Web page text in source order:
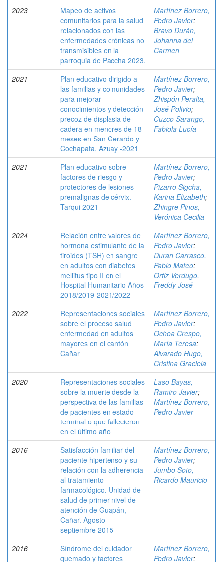
2023
Mapeo de activos
comunitarios para la salud
relacionados con las
enfermedades crónicas no
transmisibles en la
parroquia de Paccha 2023.
Martínez Borrero,
Pedro Javier;
Bravo Durán,
Johanna del
Carmen
2021
Plan educativo dirigido a
las familias y comunidades
para mejorar
conocimientos y detección
precoz de displasia de
cadera en menores de 18
meses en San Gerardo y
Cochapata, Azuay -2021
Martínez Borrero,
Pedro Javier;
Zhispón Peralta,
José Polivio;
Cuzco Sarango,
Fabiola Lucía
2021
Plan educativo sobre
factores de riesgo y
protectores de lesiones
premalignas de cérvix.
Tarqui 2021
Martínez Borrero,
Pedro Javier;
Pizarro Sigcha,
Karina Elizabeth;
Zhingre Pinos,
Verónica Cecilia
2024
Relación entre valores de
hormona estimulante de la
tiroides (TSH) en sangre
en adultos con diabetes
mellitus tipo II en el
Hospital Humanitario Años
2018/2019-2021/2022
Martínez Borrero,
Pedro Javier;
Duran Carrasco,
Pablo Mateo;
Ortiz Verdugo,
Freddy José
2022
Representaciones sociales
sobre el proceso salud
enfermedad en adultos
mayores en el cantón
Cañar
Martínez Borrero,
Pedro Javier;
Ochoa Crespo,
María Teresa;
Alvarado Hugo,
Cristina Graciela
2020
Representaciones sociales
sobre la muerte desde la
perspectiva de las familias
de pacientes en estado
terminal o que fallecieron
en el último año
Laso Bayas,
Ramiro Javier;
Martínez Borrero,
Pedro Javier
2016
Satisfacción familiar del
paciente hipertenso y su
relación con la adherencia
al tratamiento
farmacológico. Unidad de
salud de primer nivel de
atención de Guapán,
Cañar. Agosto –
septiembre 2015
Martínez Borrero,
Pedro Javier;
Jumbo Soto,
Ricardo Mauricio
2016
Síndrome del cuidador
quemado y factores
Martínez Borrero,
Pedro Javier;